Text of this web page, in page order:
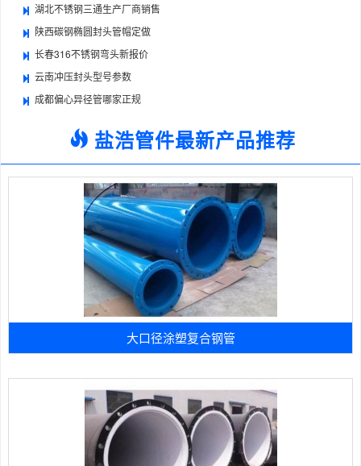
湖北不锈钢三通生产厂商销售
陕西碳钢椭圆封头管帽定做
长春316不锈钢弯头新报价
云南冲压封头型号参数
成都偏心异径管哪家正规
盐浩管件最新产品推荐
大口径涂塑复合钢管